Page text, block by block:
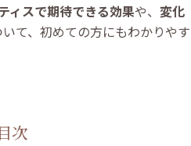
ィスで期待できる効果や、 変化
いて、初めての方にもわかりやす
目次